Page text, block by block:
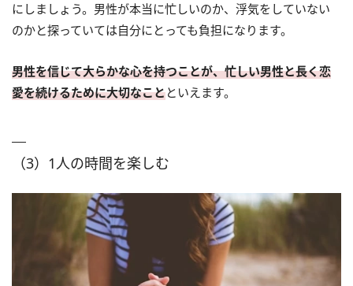
にしましょう。男性が本当に忙しいのか、浮気をしていない
のかと探っていては自分にとっても負担になります。
男性を信じて大らかな心を持つことが、忙しい男性と長く恋
愛を続けるために大切なことといえます。
（3）1人の時間を楽しむ